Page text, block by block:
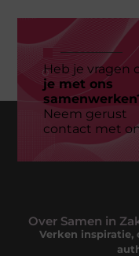
Heb je vragen
je met ons
Neem gerust
contact met
Over Samen in
Verken inspiratie,